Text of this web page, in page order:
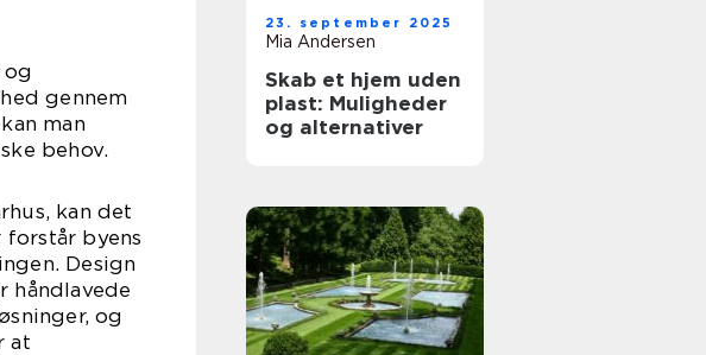
gennem
man
behov.
kan det
byens
Design
håndlavede
og
at
23. september 2025
Mia Andersen
Skab et hjem uden
plast: Muligheder
og alternativer